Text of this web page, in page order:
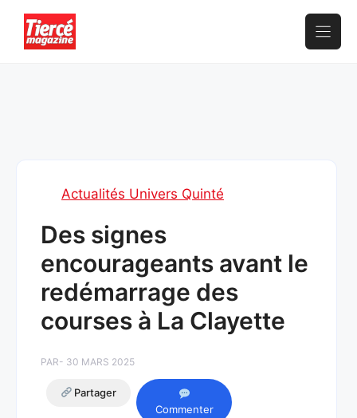
contenu
Actualités Univers Quinté
Des signes
encourageants avant le
redémarrage des
courses à La Clayette
PAR- 30 MARS 2025
Partager
Commenter